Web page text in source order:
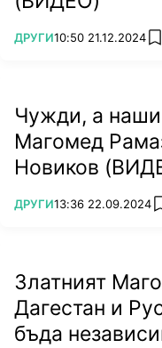
ПОВЕЧЕ ОТ
ДРУГИ10:50 21.12.2024
Чужди, а
Магомед
Новиков
ПОВЕЧЕ ОТ
ДРУГИ13:36 22.09.2024
Златният
Дагестан и
бъда